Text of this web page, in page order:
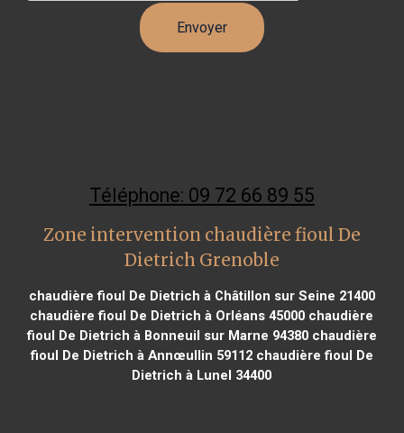
Téléphone: 09 72 66 89 55
Zone intervention chaudière fioul De
Dietrich Grenoble
chaudière fioul De Dietrich à Châtillon sur Seine 21400
chaudière fioul De Dietrich à Orléans 45000 chaudière
fioul De Dietrich à Bonneuil sur Marne 94380chaudière
fioul De Dietrich à Annœullin 59112chaudière fioul De
Dietrich à Lunel 34400